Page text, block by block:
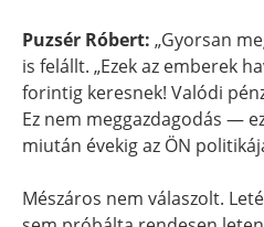
Puzsér Róbert: „Gyorsan
is felállt. „Ezek az emberek
forintig keresnek! Valódi
Ez nem meggazdagodás —
miután évekig az ÖN
Mészáros nem válaszolt.